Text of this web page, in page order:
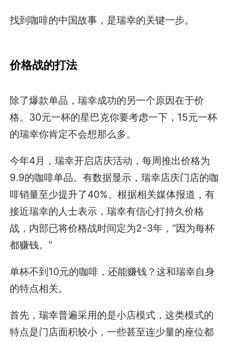
找到咖啡的中国故事，是瑞幸的关键一步。
价格战的打法
除了爆款单品，瑞幸成功的另一个原因在于价
格。30元一杯的星巴克你要考虑一下，15元一杯
的瑞幸你肯定不会想那么多。
今年4月，瑞幸开启店庆活动，每周推出价格为
9.9的咖啡单品。有数据显示，瑞幸店庆门店的咖
啡销量至少提升了40%。根据相关媒体报道，有
接近瑞幸的人士表示，瑞幸有信心打持久价格
战，内部已将价格战时间定为2-3年，“因为每杯
都赚钱。”
单杯不到10元的咖啡，还能赚钱？这和瑞幸自身
的特点相关。
首先，瑞幸普遍采用的是小店模式，这类模式的
特点是门店面积较小，一些甚至连少量的座位都